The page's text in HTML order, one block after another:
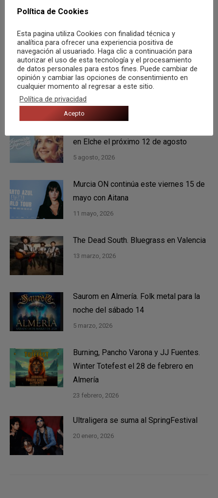
Publicación
siguiente:
La música clásica protagoniza las
temporadas de conciertos de otoño en
Alicante
También te puede gustar
en Elche el próximo 12 de agosto
5 agosto, 2026
Murcia ON continúa este viernes 15 de
mayo con Aitana
11 mayo, 2026
The Dead South. Bluegrass en Valencia
13 marzo, 2026
Saurom en Almería. Folk metal para la
noche del sábado 14
5 marzo, 2026
Burning, Pancho Varona y JJ Fuentes.
Winter Totefest el 28 de febrero en
Almería
23 febrero, 2026
Ultraligera se suma al SpringFestival
20 enero, 2026
Política de Cookies
Esta pagina utiliza Cookies con finalidad técnica y
analítica para ofrecer una experiencia positiva de
navegación al usuariado. Haga clic a continuación para
autorizar el uso de esta tecnología y el procesamiento
de datos personales para estos fines. Puede cambiar de
opinión y cambiar las opciones de consentimiento en
cualquier momento al regresar a este sitio.
Política de privacidad
Acepto